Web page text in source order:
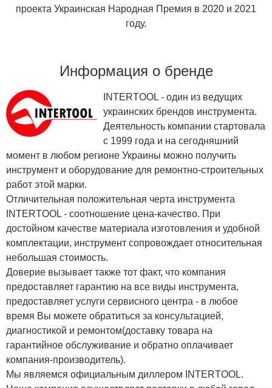
проекта Украинская Народная Премия в 2020 и 2021
году.
Информация о бренде
INTERTOOL - один из ведущих
украинских брендов инструмента.
Деятельность компании стартовала
с 1999 года и на сегодняшний
момент в любом регионе Украины можно получить
инструмент и оборудование для ремонтно-строительных
работ этой марки.
Отличительная положительная черта инструмента
INTERTOOL - соотношение цена-качество. При
достойном качестве материала изготовления и удобной
комплектации, инструмент сопровождает относительная
небольшая стоимость.
Доверие вызывает также тот факт, что компания
предоставляет гарантию на все виды инструмента,
предоставляет услуги сервисного центра - в любое
время Вы можете обратиться за консультацией,
диагностикой и ремонтом(доставку товара на
гарантийное обслуживание и обратно оплачивает
компания-производитель).
Мы являемся официальным диллером INTERTOOL.